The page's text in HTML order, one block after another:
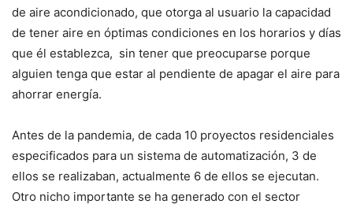
de aire acondicionado, que otorga al usuario la capacidad
de tener aire en óptimas condiciones en los horarios y días
que él establezca, sin tener que preocuparse porque
alguien tenga que estar al pendiente de apagar el aire para
ahorrar energía.
Antes de la pandemia, de cada 10 proyectos residenciales
especificados para un sistema de automatización, 3 de
ellos se realizaban, actualmente 6 de ellos se ejecutan.
Otro nicho importante se ha generado con el sector